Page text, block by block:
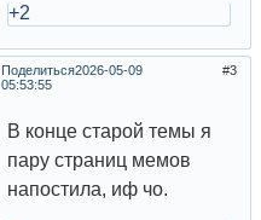
+2
Поделиться 3
2026-05-09
05:53:55
В конце старой темы я
пару страниц мемов
напостила, иф чо.